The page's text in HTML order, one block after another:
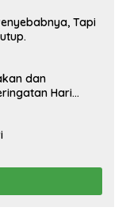
Tapi
dan
Hari